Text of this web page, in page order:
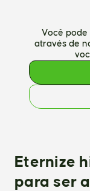
Você pode
através de
Eternize
para ser